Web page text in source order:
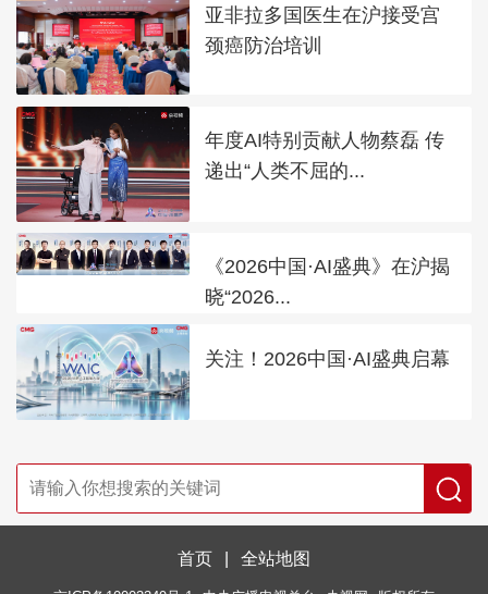
亚非拉多国医生在沪接受宫
颈癌防治培训
年度AI特别贡献人物蔡磊 传
递出“人类不屈的...
《2026中国·AI盛典》在沪揭
晓“2026...
关注！2026中国·AI盛典启幕
首页 全站地图